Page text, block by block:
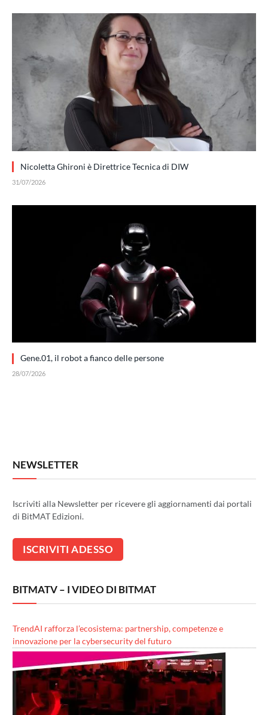
Nicoletta Ghironi è Direttrice Tecnica di DIW
31/07/2026
Gene.01, il robot a fianco delle persone
28/07/2026
NEWSLETTER
Iscriviti alla Newsletter per ricevere gli aggiornamenti dai portali
di BitMAT Edizioni.
BITMATV – I VIDEO DI BITMAT
TrendAI rafforza l’ecosistema: partnership, competenze e
innovazione per la cybersecurity del futuro